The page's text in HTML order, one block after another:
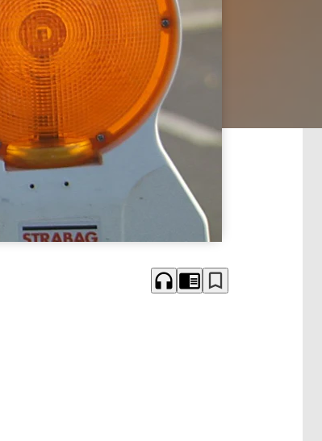
headphones chrome_reader_mode bookmark_border